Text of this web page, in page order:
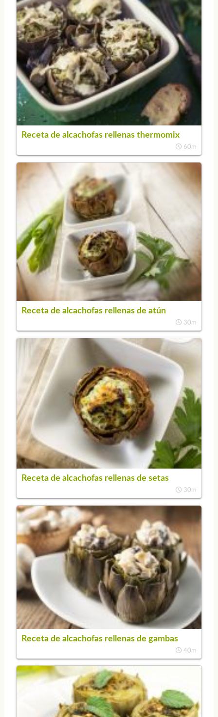
Receta de alcachofas rellenas thermomix
60m
Receta de alcachofas rellenas de atún
30m
Receta de alcachofas rellenas de setas
30m
Receta de alcachofas rellenas de gambas
40m